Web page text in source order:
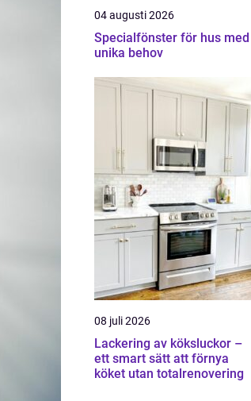
04 augusti 2026
Specialfönster för hus med
unika behov
08 juli 2026
Lackering av köksluckor –
ett smart sätt att förnya
köket utan totalrenovering